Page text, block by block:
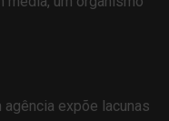
expõe lacunas